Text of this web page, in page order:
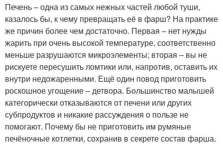
Печень – одна из самых нежных частей любой туши,
казалось бы, к чему превращать её в фарш? На практике
же причин более чем достаточно. Первая – нет нужды
жарить при очень высокой температуре, соответственно
меньше разрушаются микроэлементы; вторая – вы не
рискуете пересушить ломтики или, напротив, оставить их
внутри недожаренными. Ещё один повод приготовить
роскошное угощение – детвора. Большинство малышей
категорически отказываются от печени или других
субпродуктов и никакие рассуждения о пользе не
помогают. Почему бы не приготовить им румяные
печёночные котлетки, сохранив в секрете состав фарша.